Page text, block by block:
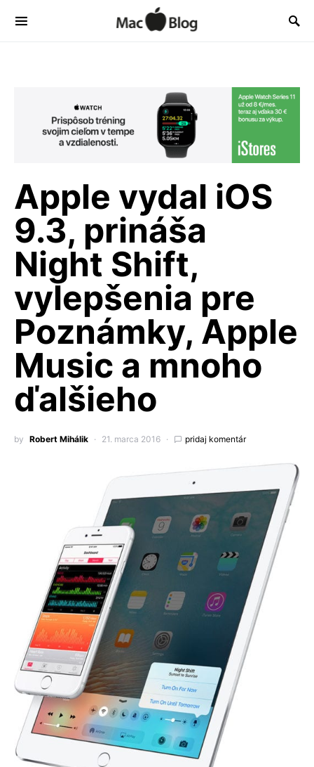
Apple vydal iOS
9.3, prináša
Night Shift,
vylepšenia pre
Poznámky, Apple
Music a mnoho
ďalšieho
by Robert Mihálik 21. marca 2016 pridaj komentár